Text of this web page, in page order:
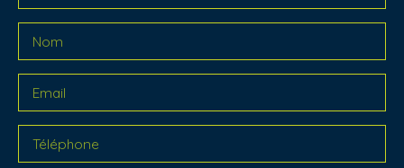
Nom
Email
Téléphone